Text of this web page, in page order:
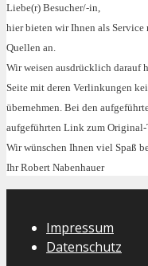
Liebe(r) Besucher/-in,
hier bieten wir Ihnen als
Quellen an.
Wir weisen ausdrücklich darauf
Seite mit deren Verlinkungen
übernehmen. Bei den
aufgeführten Link zum Original-
Wir wünschen Ihnen viel Spaß
Ihr Robert Nabenhauer
Impressum
Datenschutz